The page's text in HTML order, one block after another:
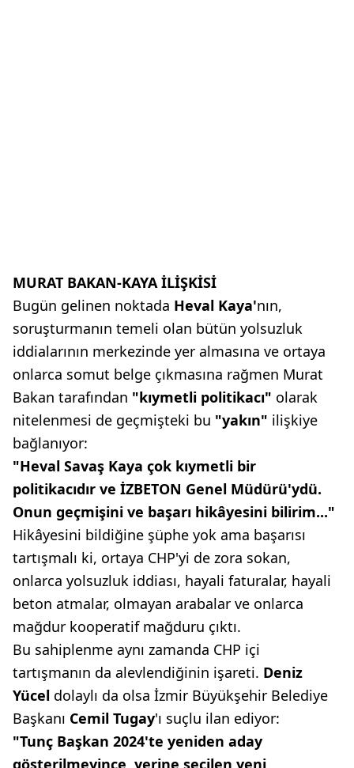
MURAT BAKAN-KAYA İLİŞKİSİ
Bugün gelinen noktada Heval Kaya'nın,
soruşturmanın temeli olan bütün yolsuzluk
iddialarının merkezinde yer almasına ve ortaya
onlarca somut belge çıkmasına rağmen Murat
Bakan tarafından "kıymetli politikacı" olarak
nitelenmesi de geçmişteki bu "yakın" ilişkiye
bağlanıyor:
"Heval Savaş Kaya çok kıymetli bir
politikacıdır ve İZBETON Genel Müdürü'ydü.
Onun geçmişini ve başarı hikâyesini bilirim..."
Hikâyesini bildiğine şüphe yok ama başarısı
tartışmalı ki, ortaya CHP'yi de zora sokan,
onlarca yolsuzluk iddiası, hayali faturalar, hayali
beton atmalar, olmayan arabalar ve onlarca
mağdur kooperatif mağduru çıktı.
Bu sahiplenme aynı zamanda CHP içi
tartışmanın da alevlendiğinin işareti. Deniz
Yücel dolaylı da olsa İzmir Büyükşehir Belediye
Başkanı Cemil Tugay'ı suçlu ilan ediyor:
"Tunç Başkan 2024'te yeniden aday
gösterilmeyince, yerine seçilen yeni